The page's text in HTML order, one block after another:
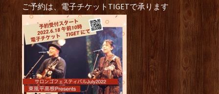
ご予約は、電子チケットTIGETで承ります